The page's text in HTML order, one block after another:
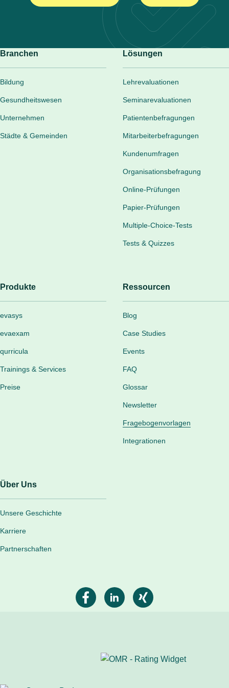
Branchen
Bildung
Gesundheitswesen
Unternehmen
Städte & Gemeinden
Lösungen
Lehrevaluationen
Seminarevaluationen
Patientenbefragungen
Mitarbeiterbefragungen
Kundenumfragen
Organisationsbefragung
Online-Prüfungen
Papier-Prüfungen
Multiple-Choice-Tests
Tests & Quizzes
Produkte
evasys
evaexam
qurricula
Trainings & Services
Preise
Ressourcen
Blog
Case Studies
Events
FAQ
Glossar
Newsletter
Fragebogenvorlagen
Integrationen
Über Uns
Unsere Geschichte
Karriere
Partnerschaften